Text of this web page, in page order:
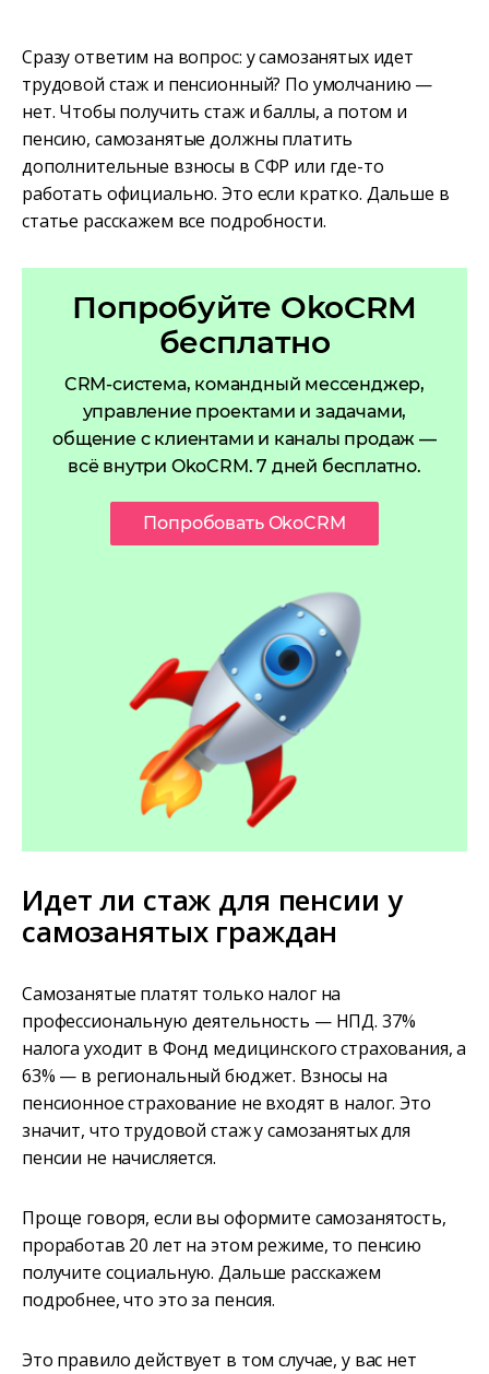
Сразу ответим на вопрос: у самозанятых идет
трудовой стаж и пенсионный? По умолчанию —
нет. Чтобы получить стаж и баллы, а потом и
пенсию, самозанятые должны платить
дополнительные взносы в СФР или где-то
работать официально. Это если кратко. Дальше в
статье расскажем все подробности.
Попробуйте OkoCRM
бесплатно
CRM-система, командный мессенджер,
управление проектами и задачами,
общение с клиентами и каналы продаж —
всё внутри OkoCRM. 7 дней бесплатно.
Попробовать OkoCRM
Идет ли стаж для пенсии у
самозанятых граждан
Самозанятые платят только налог на
профессиональную деятельность — НПД. 37%
налога уходит в Фонд медицинского страхования, а
63% — в региональный бюджет. Взносы на
пенсионное страхование не входят в налог. Это
значит, что трудовой стаж у самозанятых для
пенсии не начисляется.
Проще говоря, если вы оформите самозанятость,
проработав 20 лет на этом режиме, то пенсию
получите социальную. Дальше расскажем
подробнее, что это за пенсия.
Это правило действует в том случае, у вас нет